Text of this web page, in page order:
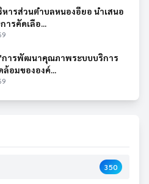
หารส่วนตำบลหนองอียอ นำเสนอ
ารคัดเลือ...
การพัฒนาคุณภาพระบบบริการ
อมขององค์...
350